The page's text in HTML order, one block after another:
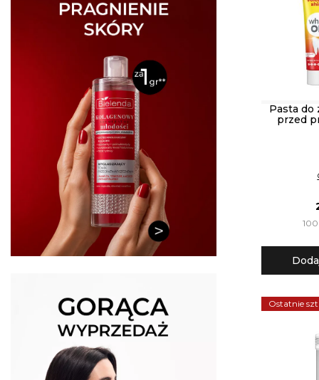
Pasta do
przed
100
Ostatnie